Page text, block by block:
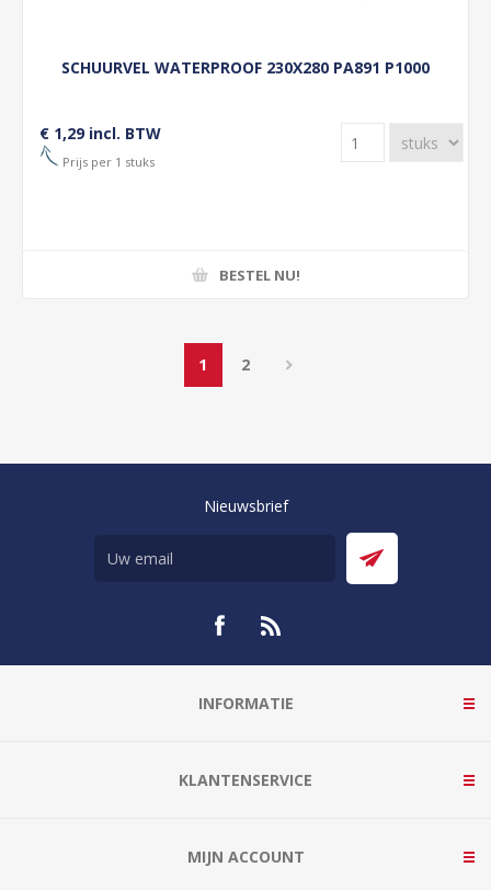
SCHUURVEL WATERPROOF 230X280 PA891 P1000
€ 1,29 incl. BTW
Prijs per 1 stuks
BESTEL NU!
1 2
Nieuwsbrief
INFORMATIE
KLANTENSERVICE
MIJN ACCOUNT